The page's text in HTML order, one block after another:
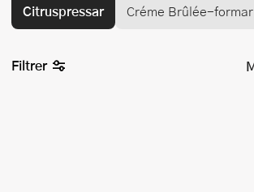
Citruspressar Créme Brûlée-formar
Filtrer